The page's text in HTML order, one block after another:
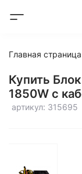
Главная страница
Купить
1850W с
артикул: 315695